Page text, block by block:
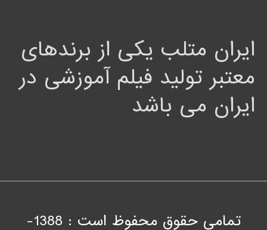
ایران متلب یکی از برندهای
معتبر تولید فیلم آموزشی در
ایران می باشد
تمامی حقوق محفوظ است : 1388-